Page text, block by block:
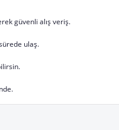
güvenli alış veriş.
ulaş.